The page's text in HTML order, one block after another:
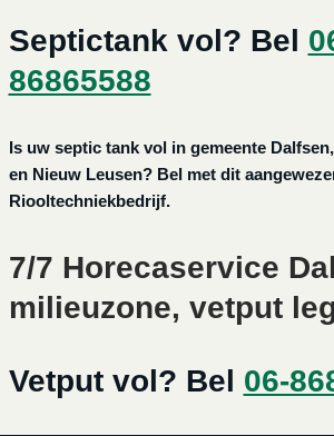
Septictank vol? Bel
86865588
Is uw septic tank vol in gemeente
en Nieuw Leusen? Bel met dit
Riooltechniekbedrijf.
7/7 Horecaservice
milieuzone, vetput
Vetput vol? Bel 06-